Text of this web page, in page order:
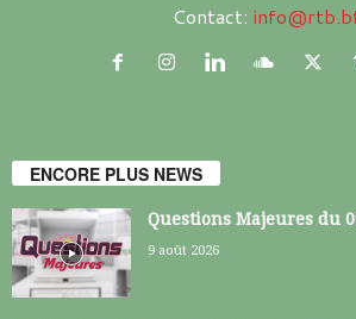
Contact:
ENCORE PLUS NEWS
Questions Majeures du
9 août 2026